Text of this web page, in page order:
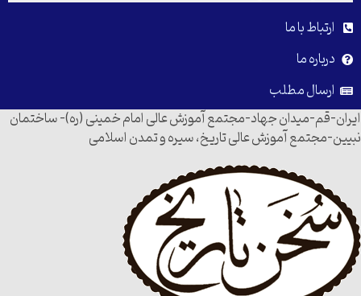
ارتباط با ما
درباره ما
ارسال مطلب
قم-میدان جهاد-مجتمع آموزش عالی امام خمینی (ره)- ساختمان
مجتمع آموزش عالی تاریخ، سیره و تمدن اسلامی